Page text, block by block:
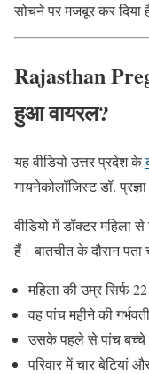
सोचने पर मजबूर कर दिया
Rajasthan
हुआ वायरल?
यह वीडियो उत्तर प्रदेश के
गायनेकोलॉजिस्ट डॉ.
वीडियो में डॉक्टर महिला
हैं। बातचीत के दौरान
महिला की उम्र सिर्फ
वह पांच महीने की
उसके पहले से पांच बच्चे
परिवार में चार बेटियां